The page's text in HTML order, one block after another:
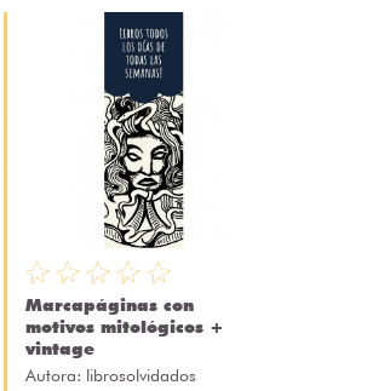
Marcapáginas con
motivos mitológicos +
vintage
Autora: librosolvidados